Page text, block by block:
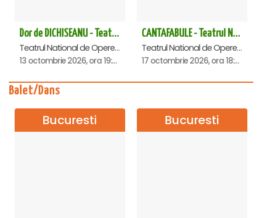
Dor de DICHISEANU - Teatrul Național de Operetă și Musical „Ion Dacian"
Teatrul National de Opereta si Musical Ion Dacian, Bucuresti
13 octombrie 2026, ora 19:00
CANTAFABULE - Teatrul National de Opereta si Musical
Teatrul National de Opereta si Musical Ion Dacian, Bucuresti
17 octombrie 2026, ora 18:00
Balet/Dans
Bucuresti Bucuresti